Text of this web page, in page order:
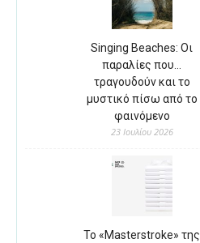
Singing Beaches: Οι
παραλίες που…
τραγουδούν και το
μυστικό πίσω από το
φαινόμενο
23 Ιουλίου 2026
Το «Masterstroke» της